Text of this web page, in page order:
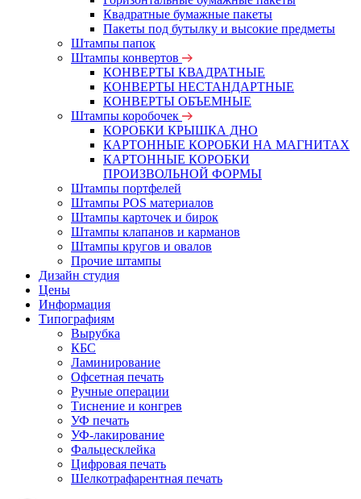
Квадратные бумажные пакеты
Пакеты под бутылку и высокие предметы
Штампы папок
Штампы конвертов
КОНВЕРТЫ КВАДРАТНЫЕ
КОНВЕРТЫ НЕСТАНДАРТНЫЕ
КОНВЕРТЫ ОБЪЕМНЫЕ
Штампы коробочек
КОРОБКИ КРЫШКА ДНО
КАРТОННЫЕ КОРОБКИ НА МАГНИТАХ
КАРТОННЫЕ КОРОБКИ
ПРОИЗВОЛЬНОЙ ФОРМЫ
Штампы портфелей
Штампы POS материалов
Штампы карточек и бирок
Штампы клапанов и карманов
Штампы кругов и овалов
Прочие штампы
Дизайн студия
Цены
Информация
Типографиям
Вырубка
КБС
Ламинирование
Офсетная печать
Ручные операции
Тиснение и конгрев
УФ печать
УФ-лакирование
Фальцесклейка
Цифровая печать
Шелкотрафарентная печать